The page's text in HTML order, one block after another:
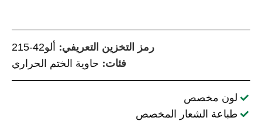
رمز التخزين التعريفي: ألو42-215
فئات: حاوية الختم الحراري
لون مخصص
طباعة الشعار المخصص